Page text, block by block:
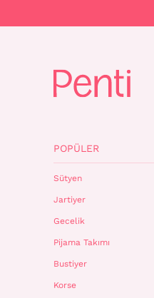
POPÜLER
Sütyen
Jartiyer
Gecelik
Pijama Takımı
Bustiyer
Korse